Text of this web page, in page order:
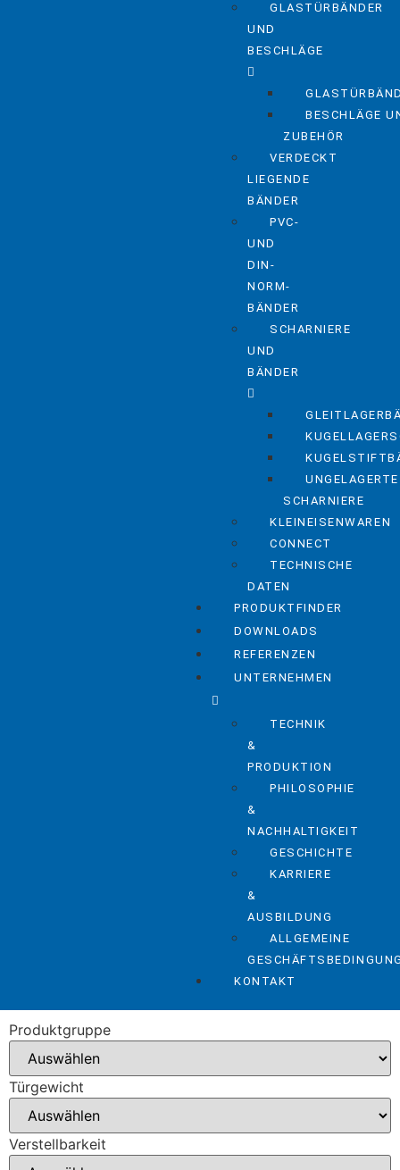
GLASTÜRBÄNDER
UND
BESCHLÄGE
BESCHLÄGE
ZUBEHÖR
VERDECKT
LIEGENDE
BÄNDER
PVC-
UND
DIN-
NORM-
BÄNDER
SCHARNIERE
UND
BÄNDER
UNGELAGERTE
SCHARNIERE
KLEINEISENWAREN
CONNECT
TECHNISCHE
DATEN
PRODUKTFINDER
DOWNLOADS
REFERENZEN
UNTERNEHMEN
TECHNIK
&
PRODUKTION
PHILOSOPHIE
&
NACHHALTIGKEIT
GESCHICHTE
KARRIERE
&
AUSBILDUNG
ALLGEMEINE
KONTAKT
Produktgruppe
Türgewicht
Verstellbarkeit